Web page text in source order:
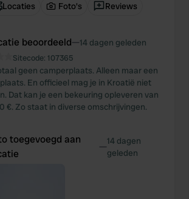
Locaties Foto's Reviews
beoordeeld—14 dagen geleden
Sitecode: 107365
geen camperplaats. Alleen maar een
En officieel mag je in Kroatië niet
Dat kan je een bekeuring opleveren van
€. Zo staat in diverse omschrijvingen.
toegevoegd aan
—14 dagen
geleden